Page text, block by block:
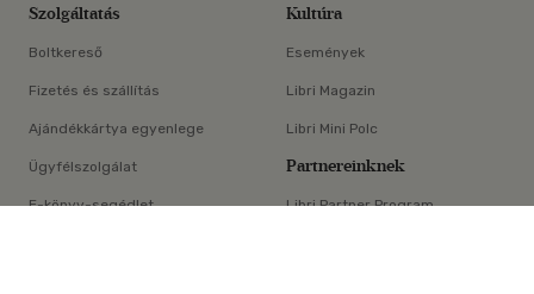
×
Szolgáltatás
Boltkereső
Fizetés és szállítás
Ajándékkártya egyenlege
Ügyfélszolgálat
E-könyv-segédlet
Kultúra
Események
Libri Magazin
Libri Mini Polc
Partnereinknek
Libri Partner Program